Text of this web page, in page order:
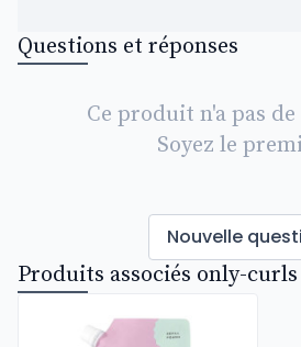
Questions et réponses
Ce produit n'a pas
Soyez le
Nouvelle
Produits associés only-curls